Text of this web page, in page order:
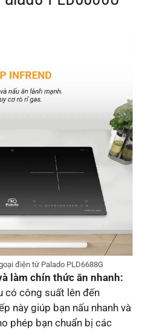
điện từ Palado PLD6688G
làm chín thức ăn nhanh:
có công suất lên đến
này giúp bạn nấu nhanh và
phép bạn chuẩn bị các